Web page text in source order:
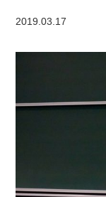
2019.03.17